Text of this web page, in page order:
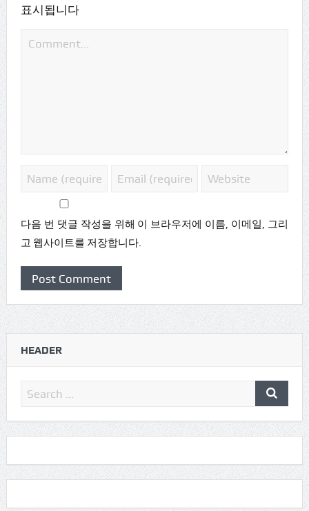
표시됩니다
다음 번 댓글 작성을 위해 이 브라우저에 이름, 이메일, 그리
고 웹사이트를 저장합니다.
HEADER